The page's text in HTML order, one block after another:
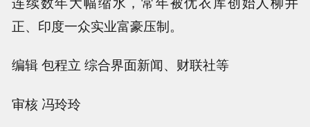
正、印度一众实业富豪压制。
编辑 包程立 综合界面新闻、财联社等
审核 冯玲玲